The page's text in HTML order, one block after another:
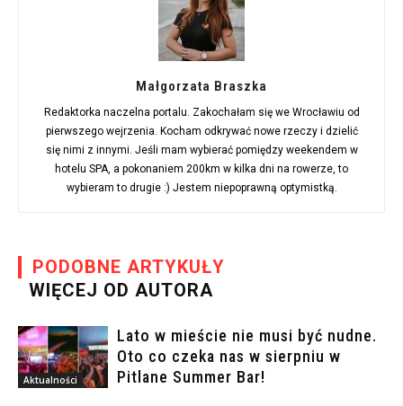
Małgorzata Braszka
Redaktorka naczelna portalu. Zakochałam się we Wrocławiu od
pierwszego wejrzenia. Kocham odkrywać nowe rzeczy i dzielić
się nimi z innymi. Jeśli mam wybierać pomiędzy weekendem w
hotelu SPA, a pokonaniem 200km w kilka dni na rowerze, to
wybieram to drugie :) Jestem niepoprawną optymistką.
PODOBNE ARTYKUŁY
WIĘCEJ OD AUTORA
Aktualności
Lato w mieście nie musi być nudne.
Oto co czeka nas w sierpniu w
Pitlane Summer Bar!